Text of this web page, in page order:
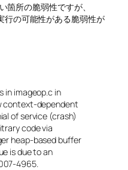
箇所の脆弱性ですが、
行の可能性がある脆弱性が
in imageop.c in
context-dependent
of service (crash)
code via
heap-based buffer
is due to an
4965.